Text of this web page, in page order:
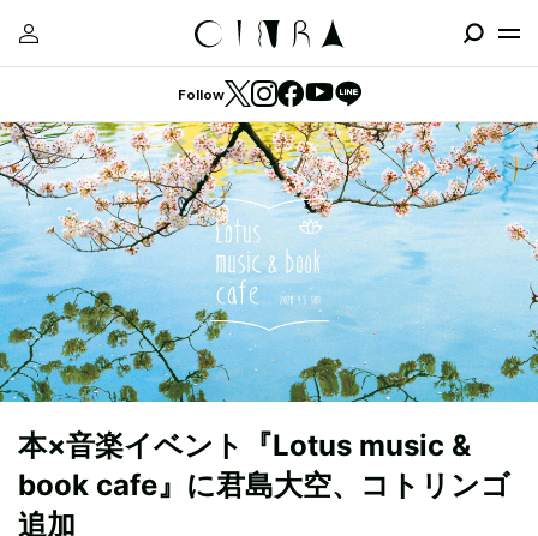
Follow
本×音楽イベント『Lotus music &
book cafe』に君島大空、コトリンゴ
追加